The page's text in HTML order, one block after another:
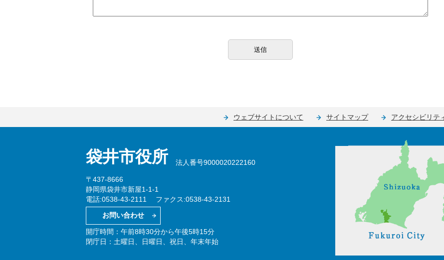
ウェブサイトについて サイトマップ アクセシビリテ
袋井市役所 法人番号9000020222160
〒437-8666
静岡県袋井市新屋1-1-1
電話:0538-43-2111 ファクス:0538-43-2131
お問い合わせ
開庁時間：午前8時30分から午後5時15分
閉庁日：土曜日、日曜日、祝日、年末年始